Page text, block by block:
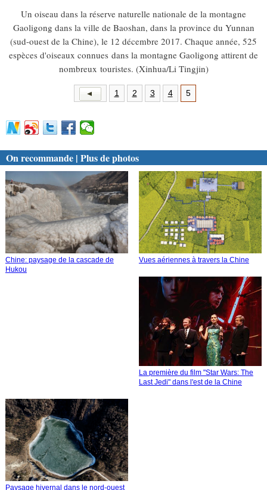
Un oiseau dans la réserve naturelle nationale de la montagne
Gaoligong dans la ville de Baoshan, dans la province du Yunnan
(sud-ouest de la Chine), le 12 décembre 2017. Chaque année, 525
espèces d'oiseaux connues dans la montagne Gaoligong attirent de
nombreux touristes. (Xinhua/Li Tingjin)
1 2 3 4 5
On recommande | Plus de photos
Chine: paysage de la cascade de
Hukou
Vues aériennes à travers la Chine
La première du film "Star Wars: The
Last Jedi" dans l'est de la Chine
Paysage hivernal dans le nord-ouest